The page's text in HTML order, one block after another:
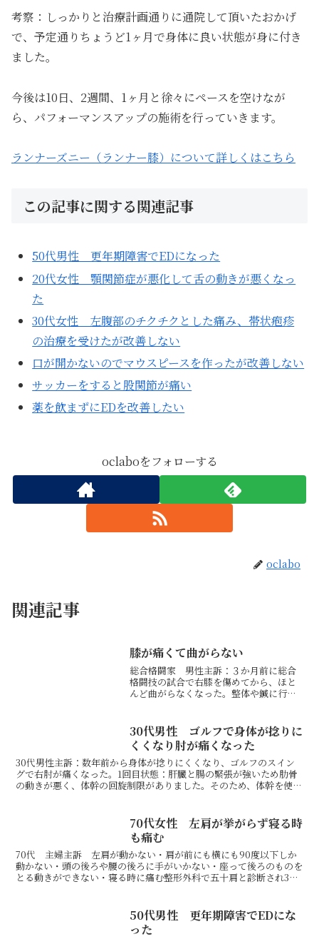
考察：しっかりと治療計画通りに通院して頂いたおかげ
で、予定通りちょうど1ヶ月で身体に良い状態が身に付き
ました。
今後は10日、2週間、1ヶ月と徐々にペースを空けなが
ら、パフォーマンスアップの施術を行っていきます。
ランナーズニー（ランナー膝）について詳しくはこちら
この記事に関する関連記事
50代男性 更年期障害でEDになった
20代女性 顎関節症が悪化して舌の動きが悪くなっ
た
30代女性 左腹部のチクチクとした痛み、帯状疱疹
の治療を受けたが改善しない
口が開かないのでマウスピースを作ったが改善しない
サッカーをすると股関節が痛い
薬を飲まずにEDを改善したい
oclaboをフォローする
oclabo
関連記事
膝が痛くて曲がらない
総合格闘家 男性主訴：３か月前に総合
格闘技の試合で右膝を傷めてから、ほと
んど曲がらなくなった。整体や鍼に行っ
半月板に痛みが出ているため膝が曲がら
なくなっていました。肋...
30代男性 ゴルフで身体が捻りに
くくなり肘が痛くなった
30代男性主訴：数年前から身体が捻りにくくなり、ゴルフのスイン
グで右肘が痛くなった。1回目状態：肝臓と腸の緊張が強いため肋骨
の動きが悪く、体幹の回旋制限がありました。そのため、体幹を使え
70代女性 左肩が挙がらず寝る時
も痛む
70代 主婦主訴 左肩が動かない・肩が前にも横にも90度以下しか
動かない・頭の後ろや腰の後ろに手がいかない・座って後ろのものを
とる動きができない・寝る時に痛む整形外科で五十肩と診断され3ヶ
50代男性 更年期障害でEDにな
った